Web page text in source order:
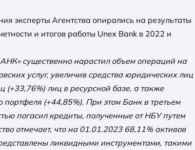
эксперты Агентства опирались на результаты
и итогов работы Unex Bank в 2022 и
существенно нарастил объем операций на
услуг, увеличив средства юридических лиц
(+33,76%) лиц в ресурсной базе, а также
портфеля (+44,85%). При этом Банк в третьем
погасил кредиты, полученные от НБУ путем
отмечает, что на 01.01.2023 68,11% активов
ликвидными инструментами, такими